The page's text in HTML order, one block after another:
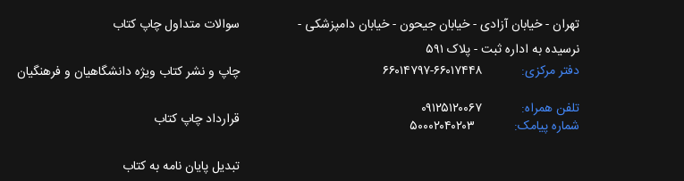
تهران - خیابان آزادی - خیابان جیحون - خیابان دامپزشکی -
نرسیده به اداره ثبت - پلاک ۵۹۱
دفتر مرکزی
۶۶۰۱۷۴۴۸-۶۶۰۱۴۷۹۷
تلفن همراه
۰۹۱۲۵۱۲۰۰۶۷
شماره پیامک
۵۰۰۰۲۰۴۰۲۰۳
سوالات متداول چاپ کتاب
چاپ و نشر کتاب ویژه دانشگاهیان و فرهنگیان
قرارداد چاپ کتاب
تبدیل پایان نامه به کتاب